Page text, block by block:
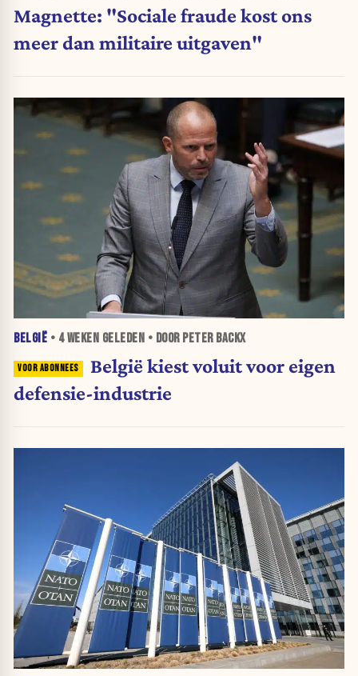
Magnette: "Sociale fraude kost ons
meer dan militaire uitgaven"
BELGIË • 4 WEKEN GELEDEN • DOOR PETER BACKX
België kiest voluit voor eigen
defensie-industrie